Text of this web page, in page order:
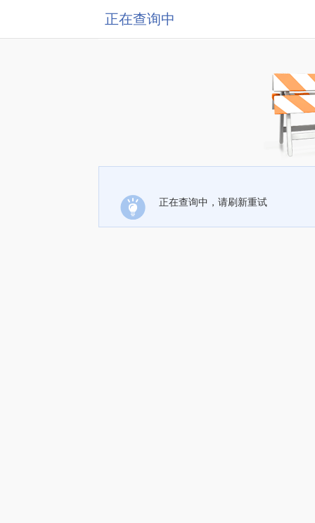
正在查询中
正在查询中，请刷新重试